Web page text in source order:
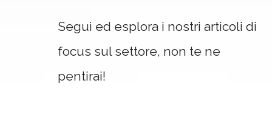
Segui ed esplora i nostri articoli di
focus sul settore, non te ne
pentirai!